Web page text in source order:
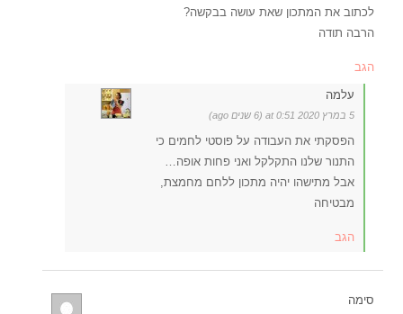
לכתוב את המתכון שאת עושה בבקשה?
הרבה תודה
הגב
עלמה
5 במרץ 2020 at 0:51 (6 שנים ago)
הפסקתי את העבודה על פוסטי לחמים כי
התנור שלנו התקלקל ואני פחות אופה…
אבל מתישהו יהיה מתכון ללחם מחמצת,
מבטיחה
הגב
סימה